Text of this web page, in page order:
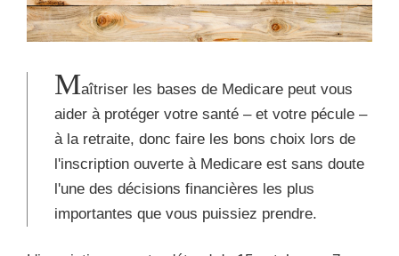
Maîtriser les bases de Medicare peut vous
aider à protéger votre santé – et votre pécule –
à la retraite, donc faire les bons choix lors de
l'inscription ouverte à Medicare est sans doute
l'une des décisions financières les plus
importantes que vous puissiez prendre.